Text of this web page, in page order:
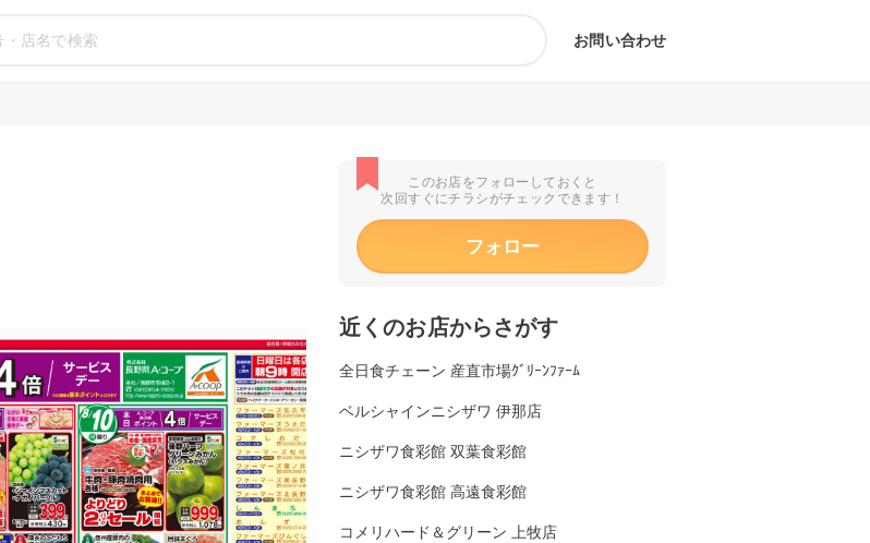
お問い合わせ
このお店をフォローしておくと
次回すぐにチラシがチェックできます！
フォロー
近くのお店からさがす
全日食チェーン 産直市場ｸﾞﾘｰﾝﾌｧｰﾑ
ベルシャインニシザワ 伊那店
ニシザワ食彩館 双葉食彩館
ニシザワ食彩館 高遠食彩館
コメリハード＆グリーン 上牧店